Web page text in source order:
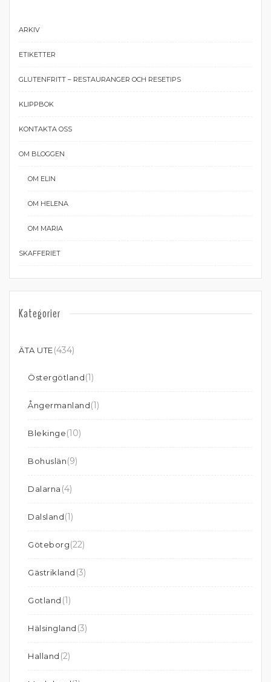
ARKIV
ETIKETTER
GLUTENFRITT – RESTAURANGER OCH RESETIPS
KLIPPBOK
KONTAKTA OSS
OM BLOGGEN
OM ELIN
OM HELENA
OM MARIA
SKAFFERIET
Kategorier
ÄTA UTE(434)
Östergötland(1)
Ångermanland(1)
Blekinge(10)
Bohuslän(9)
Dalarna (4)
Dalsland(1)
Göteborg(22)
Gästrikland (3)
Gotland (1)
Hälsingland (3)
Halland (2)